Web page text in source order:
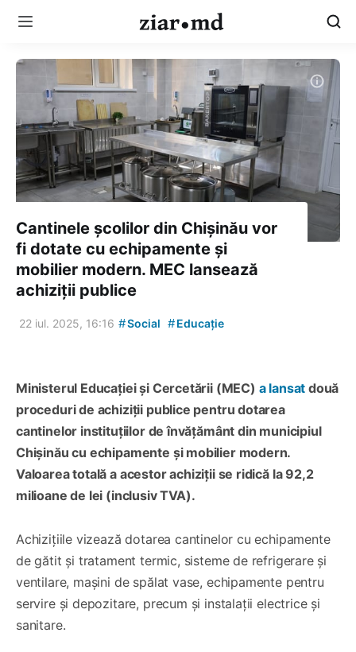
Cantinele școlilor din Chișinău vor
fi dotate cu echipamente și
mobilier modern. MEC lansează
achiziții publice
22 iul. 2025, 16:16 #Social #Educație
Ministerul Educației și Cercetării (MEC) a lansat două
proceduri de achiziții publice pentru dotarea
cantinelor instituțiilor de învățământ din municipiul
Chișinău cu echipamente și mobilier modern.
Valoarea totală a acestor achiziții se ridică la 92,2
milioane de lei (inclusiv TVA).
Achizițiile vizează dotarea cantinelor cu echipamente
de gătit și tratament termic, sisteme de refrigerare și
ventilare, mașini de spălat vase, echipamente pentru
servire și depozitare, precum și instalații electrice și
sanitare.